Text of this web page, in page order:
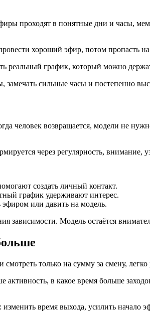
проходят в понятные дни и часы,
хороший эфир, потом пропасть на
реальный график, который можно
замечать сильные часы и постепенно
человек возвращается, модели не
через регулярность,
создать личный контакт.
график удерживают интерес.
или давить на модель.
зависимости. Модель остаётся
только на сумму за смену, легко
в какое время больше
время выхода, усилить начало